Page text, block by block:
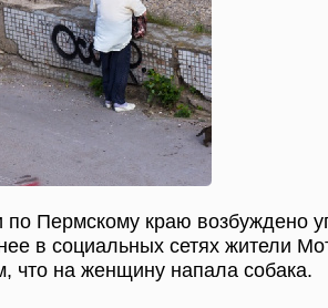
Пермскому краю возбуждено
в социальных сетях жители
что на женщину напала собака.